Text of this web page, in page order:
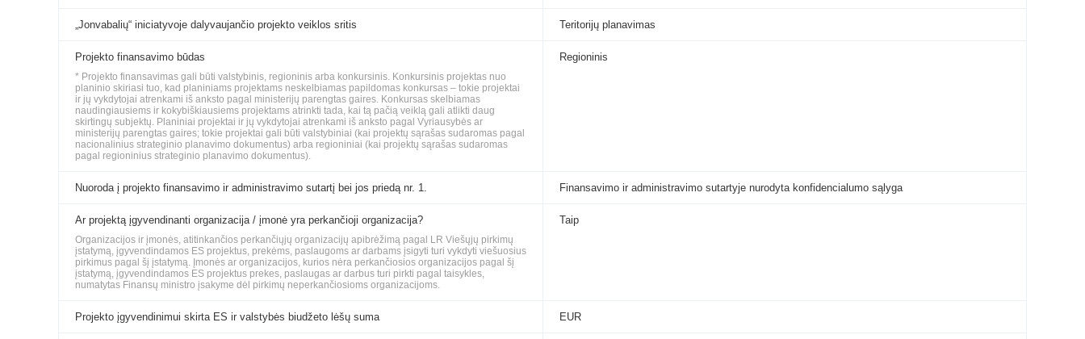
„Jonvabalių“ iniciatyvoje dalyvaujančio projekto veiklos sritis Teritorijų planavimas
Projekto finansavimo būdas
* Projekto finansavimas gali būti valstybinis, regioninis arba konkursinis. Konkursinis projektas nuo
planinio skiriasi tuo, kad planiniams projektams neskelbiamas papildomas konkursas – tokie projektai
ir jų vykdytojai atrenkami iš anksto pagal ministerijų parengtas gaires. Konkursas skelbiamas
naudingiausiems ir kokybiškiausiems projektams atrinkti tada, kai tą pačią veiklą gali atlikti daug
skirtingų subjektų. Planiniai projektai ir jų vykdytojai atrenkami iš anksto pagal Vyriausybės ar
ministerijų parengtas gaires; tokie projektai gali būti valstybiniai (kai projektų sąrašas sudaromas pagal
nacionalinius strateginio planavimo dokumentus) arba regioniniai (kai projektų sąrašas sudaromas
pagal regioninius strateginio planavimo dokumentus).
Regioninis
Nuoroda į projekto finansavimo ir administravimo sutartį bei jos priedą nr. 1. Finansavimo ir administravimo sutartyje nurodyta konfidencialumo sąlyga
Ar projektą įgyvendinanti organizacija / įmonė yra perkančioji organizacija?
Organizacijos ir įmonės, atitinkančios perkančiųjų organizacijų apibrėžimą pagal LR Viešųjų pirkimų
įstatymą, įgyvendindamos ES projektus, prekėms, paslaugoms ar darbams įsigyti turi vykdyti viešuosius
pirkimus pagal šį įstatymą. Įmonės ar organizacijos, kurios nėra perkančiosios organizacijos pagal šį
įstatymą, įgyvendindamos ES projektus prekes, paslaugas ar darbus turi pirkti pagal taisykles,
numatytas Finansų ministro įsakyme dėl pirkimų neperkančiosioms organizacijoms.
Taip
Projekto įgyvendinimui skirta ES ir valstybės biudžeto lėšų suma EUR